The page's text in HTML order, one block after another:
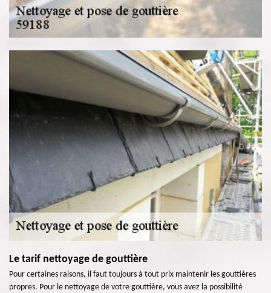
Le tarif nettoyage de gouttière
Pour certaines raisons, il faut toujours à tout prix maintenir les gouttières
propres. Pour le nettoyage de votre gouttière, vous avez la possibilité